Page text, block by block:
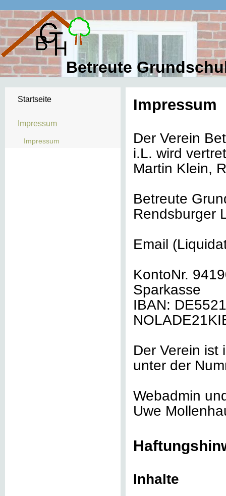
Betreute
Startseite
Impressum
Impressum
Impressum
Der Verein
i.L. wird
Martin Klein,
Betreute
Rendsburger
Email
KontoNr.
Sparkasse
IBAN:
Der Verein ist
unter der
Webadmin
Uwe
Inhalte